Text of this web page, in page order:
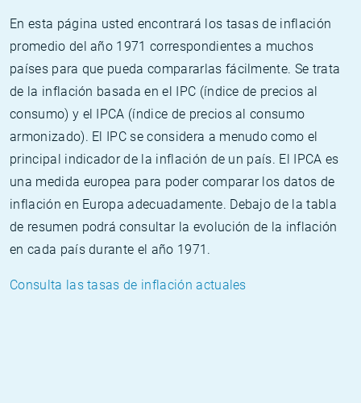
En esta página usted encontrará los tasas de inflación
promedio del año 1971 correspondientes a muchos
países para que pueda compararlas fácilmente. Se trata
de la inflación basada en el IPC (índice de precios al
consumo) y el IPCA (índice de precios al consumo
armonizado). El IPC se considera a menudo como el
principal indicador de la inflación de un país. El IPCA es
una medida europea para poder comparar los datos de
inflación en Europa adecuadamente. Debajo de la tabla
de resumen podrá consultar la evolución de la inflación
en cada país durante el año 1971.
Consulta las tasas de inflación actuales